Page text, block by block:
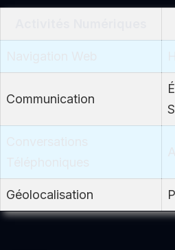
Communication
Géolocalisation